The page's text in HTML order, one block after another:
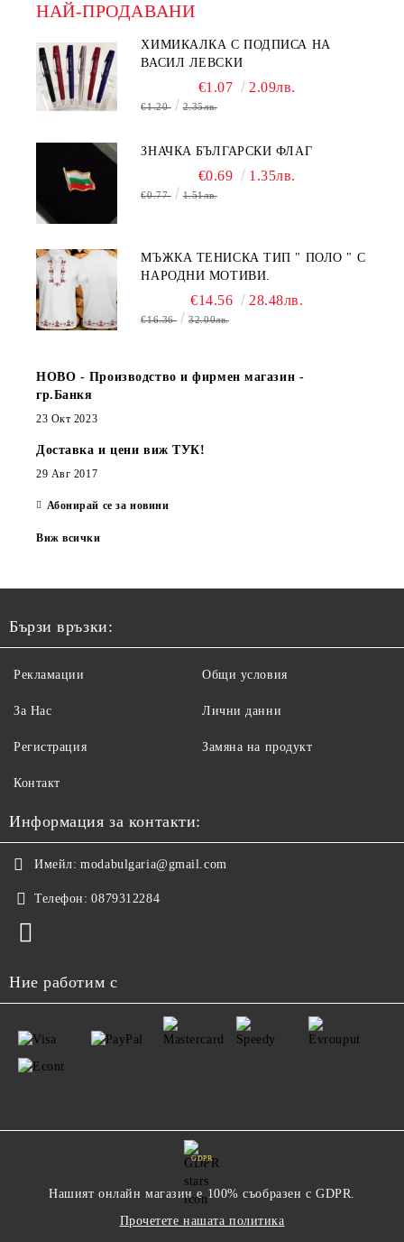
НАЙ-ПРОДАВАНИ
ХИМИКАЛКА С ПОДПИСА НА
ВАСИЛ ЛЕВСКИ
€1.07 2.09лв.
€1.20 2.35лв.
ЗНАЧКА БЪЛГАРСКИ ФЛАГ
€0.69 1.35лв.
€0.77 1.51лв.
МЪЖКА ТЕНИСКА ТИП " ПОЛО " С
НАРОДНИ МОТИВИ.
€14.56 28.48лв.
€16.36 32.00лв.
НОВО - Производство и фирмен магазин -
гр.Банкя
23 Окт 2023
Доставка и цени виж ТУК!
29 Авг 2017
Абонирай се за новини
Виж всички
Бързи връзки:
Рекламации
За Нас
Регистрация
Контакт
Общи условия
Лични данни
Замяна на продукт
Информация за контакти:
Имейл: modabulgaria@gmail.com
Телефон: 0879312284
Ние работим с
GDPR
Нашият онлайн магазин е 100% съобразен с GDPR.
Прочетете нашата политика